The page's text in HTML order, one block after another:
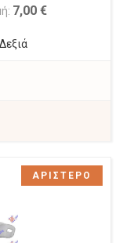
7,00 €
Δεξιά
ΑΡΙΣΤΕΡΟ